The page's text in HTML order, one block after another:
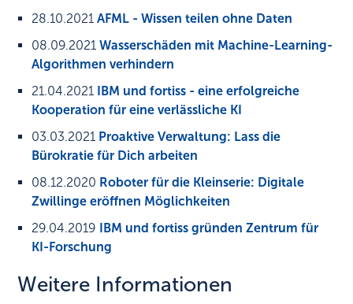
28.10.2021 AFML - Wissen teilen ohne Daten
08.09.2021 Wasserschäden mit Machine-Learning-
Algorithmen verhindern
21.04.2021 IBM und fortiss - eine erfolgreiche
Kooperation für eine verlässliche KI
03.03.2021 Proaktive Verwaltung: Lass die
Bürokratie für Dich arbeiten
08.12.2020 Roboter für die Kleinserie: Digitale
Zwillinge eröffnen Möglichkeiten
29.04.2019 IBM und fortiss gründen Zentrum für
KI-Forschung
Weitere Informationen